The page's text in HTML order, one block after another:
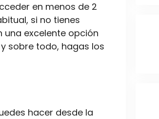
en menos de 2
si no tienes
una excelente opción
sobre todo, hagas los
hacer desde la